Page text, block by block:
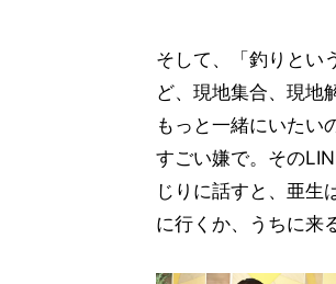
そして、「釣りとい
ど、現地集合、現地
もっと一緒にいたい
すごい嫌で。その
じりに話すと、亜生
に行くか、うちに来